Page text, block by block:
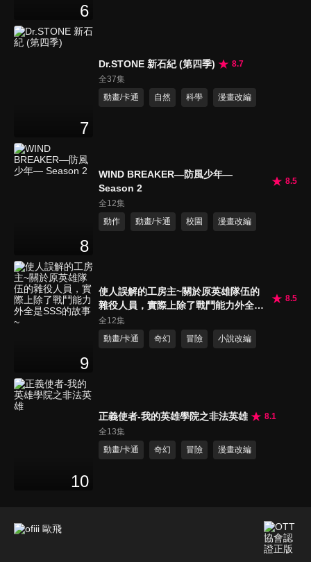
6
7
Dr.STONE 新石紀 (第四季)
8.7
全37集
動畫/卡通
自然 科學 漫畫改編
8
WIND BREAKER—防風少年—
Season 2
8.5
全12集
動作
動畫/卡通 校園 漫畫改編
9
使人誤解的工房主~關於原英雄隊伍的
雜役人員，實際上除了戰鬥能力外全是
SSS的故事~
8.5
全12集
動畫/卡通
奇幻 冒險 小說改編
10
正義使者-我的英雄學院之非法英雄
8.1
全13集
動畫/卡通
奇幻 冒險 漫畫改編